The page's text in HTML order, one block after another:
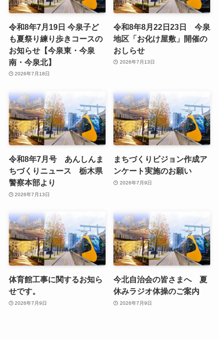
令和8年7月19日 今泉子ど
も夏祭り練り歩きコースの
お知らせ【今泉東・今泉
南・今泉北】
2026年7月18日
令和8年8月22日23日 今泉
地区「お化け屋敷」開催の
おしらせ
2026年7月13日
令和8年7月号 あんしんま
ちづくりニュース 栃木県
警察本部より
2026年7月13日
まちづくりビジョン作成ア
ンケート実施のお願い
2026年7月9日
体育館工事に関するお知ら
せです。
2026年7月9日
今北自治会の皆さまへ 夏
休みラジオ体操のご案内
2026年7月9日